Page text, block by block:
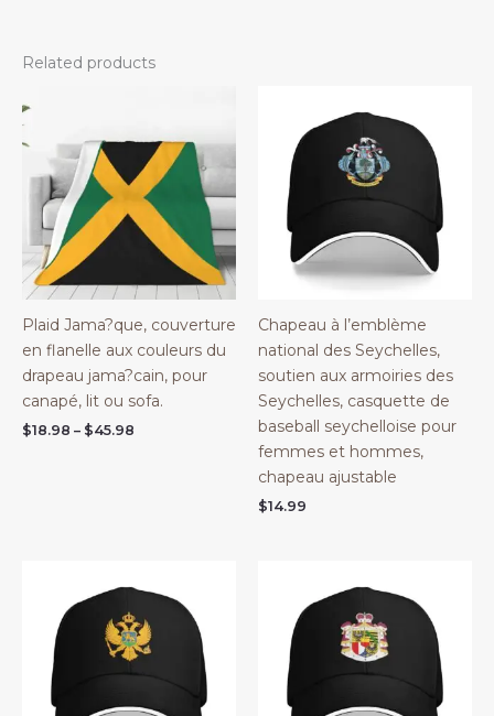
Related products
Plaid Jama?que, couverture
en flanelle aux couleurs du
drapeau jama?cain, pour
canapé, lit ou sofa.
$18.98 – $45.98
Chapeau à l’emblème
national des Seychelles,
soutien aux armoiries des
Seychelles, casquette de
baseball seychelloise pour
femmes et hommes,
chapeau ajustable
$14.99